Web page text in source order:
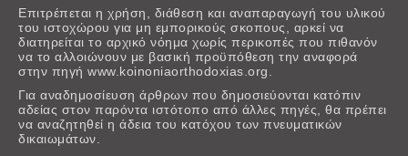
Επιτρέπεται η χρήση, διάθεση και αναπαραγωγή του υλικού
του ιστοχώρου για μη εμπορικούς σκοπους, αρκεί να
διατηρείται το αρχικό νόημα χωρίς περικοπές που πιθανόν
να το αλλοιώνουν με βασική προϋπόθεση την αναφορά
στην πηγή www.koinoniaorthodoxias.org.
Για αναδημοσίευση άρθρων που δημοσιεύονται κατόπιν
αδείας στον παρόντα ιστότοπο από άλλες πηγές, θα πρέπει
να αναζητηθεί η άδεια του κατόχου των πνευματικών
δικαιωμάτων.